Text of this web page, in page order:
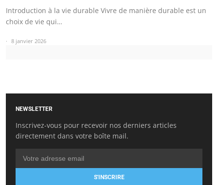
Introduction à la vie durable Vivre de manière durable est un
choix de vie qui…
8 janvier 2026
NEWSLETTER
Inscrivez-vous pour recevoir nos derniers articles
directement dans votre boîte mail.
S'INSCRIRE